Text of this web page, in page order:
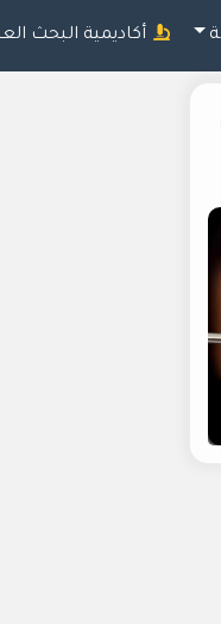
أكاديمية البحث